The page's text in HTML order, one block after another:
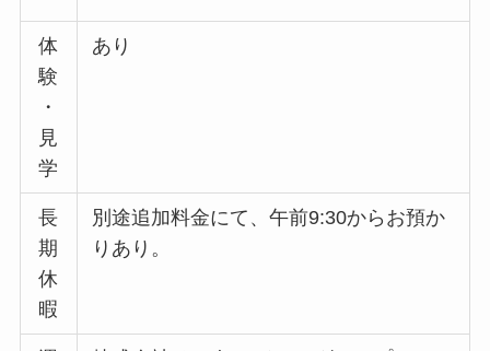
体
験
・
見
学
あり
長
期
休
暇
別途追加料金にて、午前9:30からお預か
りあり。